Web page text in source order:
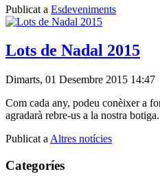
Publicat a Esdeveniments
Lots de Nadal 2015
Dimarts, 01 Desembre 2015 14:47
Com cada any, podeu conèixer a
agradarà rebre-us a la nostra botiga.
Publicat a Altres notícies
Categoríes